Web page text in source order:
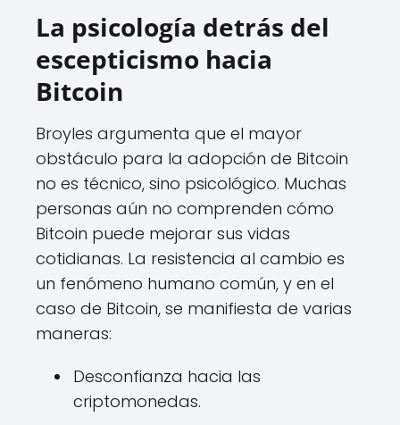
La psicología detrás del
escepticismo hacia
Bitcoin
Broyles argumenta que el mayor
obstáculo para la adopción de Bitcoin
no es técnico, sino psicológico. Muchas
personas aún no comprenden cómo
Bitcoin puede mejorar sus vidas
cotidianas. La resistencia al cambio es
un fenómeno humano común, y en el
caso de Bitcoin, se manifiesta de varias
maneras:
Desconfianza hacia las
criptomonedas.